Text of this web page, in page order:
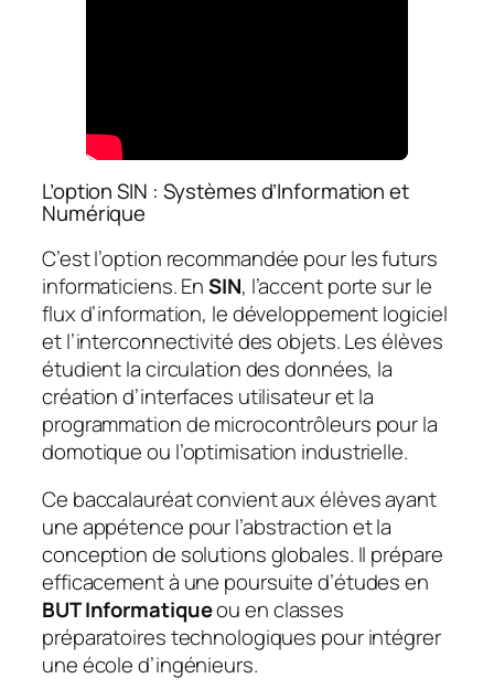
L’option SIN : Systèmes d’Information et
Numérique
C’est l’option recommandée pour les futurs
informaticiens. EnSIN, l’accent porte sur le
flux d’information, le développement logiciel
et l’interconnectivité des objets. Les élèves
étudient la circulation des données, la
création d’interfaces utilisateur et la
programmation de microcontrôleurs pour la
domotique ou l’optimisation industrielle.
Ce baccalauréat convient aux élèves ayant
une appétence pour l’abstraction et la
conception de solutions globales. Il prépare
efficacement à une poursuite d’études en
BUT Informatiqueou en classes
préparatoires technologiques pour intégrer
une école d’ingénieurs.